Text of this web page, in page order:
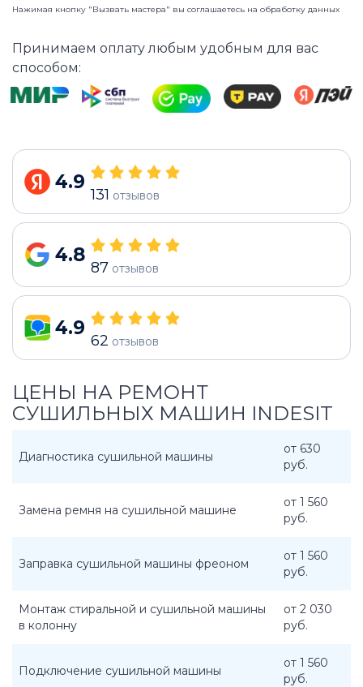
Нажимая кнопку "Вызвать мастера" вы соглашаетесь на обработку данных
Принимаем оплату любым удобным для вас
способом:
4.9
131 отзывов
4.8
87 отзывов
4.9
62 отзывов
ЦЕНЫ НА РЕМОНТ
СУШИЛЬНЫХ МАШИН INDESIT
Диагностика сушильной машины
от 630
руб.
Замена ремня на сушильной машине
от 1 560
руб.
Заправка сушильной машины фреоном
от 1 560
руб.
Монтаж стиральной и сушильной машины
в колонну
от 2 030
руб.
Подключение сушильной машины
от 1 560
руб.